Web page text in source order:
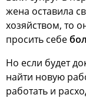
жена оставила
хозяйством, то
просить себе
Но если будет
найти новую
работать и